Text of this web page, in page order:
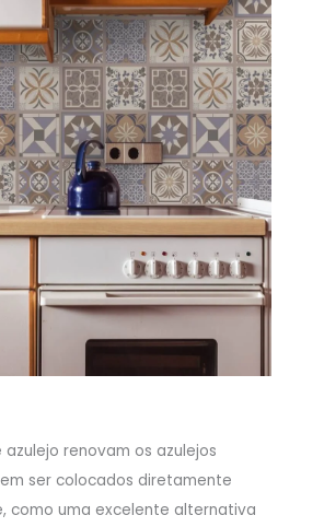
azulejo renovam os azulejos
ser colocados diretamente
como uma excelente alternativa